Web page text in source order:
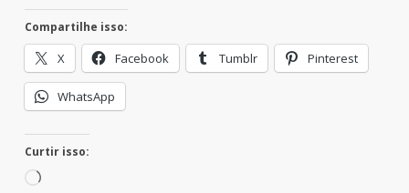
Compartilhe isso:
X Facebook Tumblr Pinterest
WhatsApp
Curtir isso:
Carregando...